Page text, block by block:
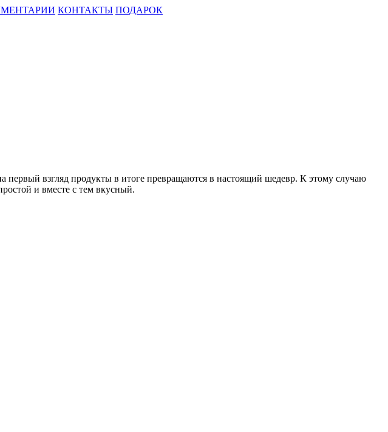
КОНТАКТЫ ПОДАРОК
первый взгляд продукты в итоге превращаются в настоящий шедевр. К этому случаю
и вместе с тем вкусный.